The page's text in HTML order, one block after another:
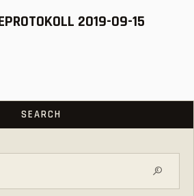
2019-09-15
SEARCH